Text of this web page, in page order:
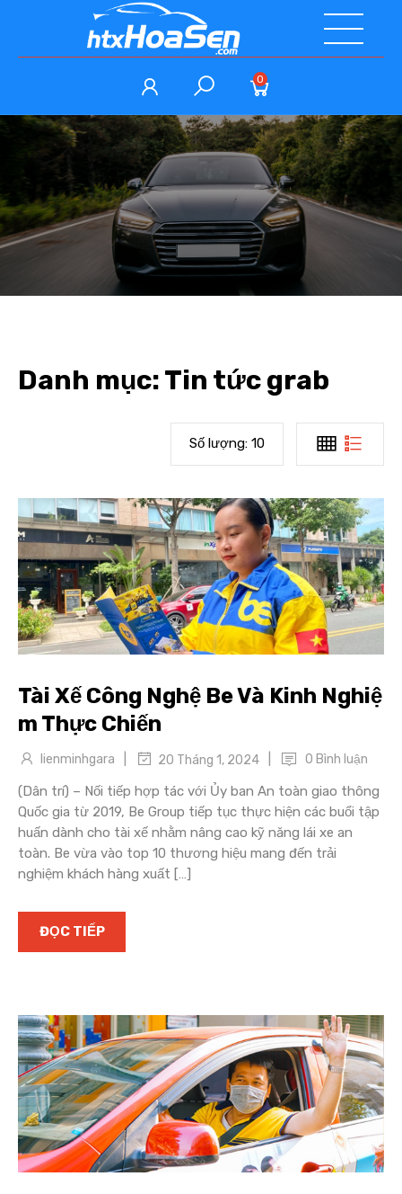
0
Danh mục:Tin tức grab
Số lượng: 10
Tài Xế Công Nghệ Be Và Kinh Nghiệ
m Thực Chiến
lienminhgara 20 Tháng 1, 2024 0 Bình luận
(Dân trí) – Nối tiếp hợp tác với Ủy ban An toàn giao thông
Quốc gia từ 2019, Be Group tiếp tục thực hiện các buổi tập
huấn dành cho tài xế nhằm nâng cao kỹ năng lái xe an
toàn. Be vừa vào top 10 thương hiệu mang đến trải
nghiệm khách hàng xuất […]
ĐỌC TIẾP